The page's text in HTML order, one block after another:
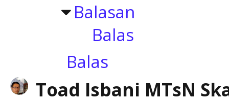
Balasan
Balas
Balas
Toad Isbani MTsN